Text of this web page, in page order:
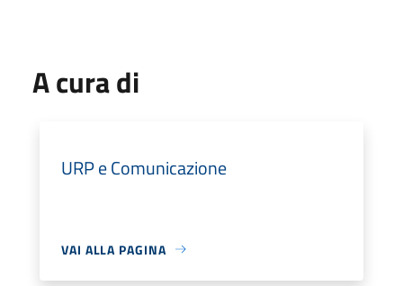
A cura di
URP e Comunicazione
VAI ALLA PAGINA